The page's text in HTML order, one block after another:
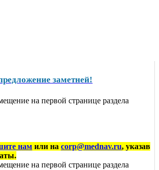
заметней!
на первой странице раздела
нам или на corp@mednav.ru, указав
на первой странице раздела